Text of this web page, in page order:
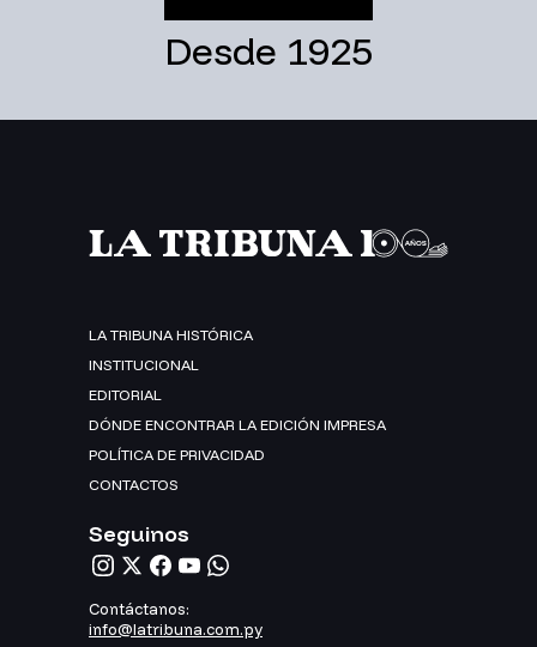
Desde 1925
LA TRIBUNA HISTÓRICA
INSTITUCIONAL
EDITORIAL
DÓNDE ENCONTRAR LA EDICIÓN IMPRESA
POLÍTICA DE PRIVACIDAD
CONTACTOS
Seguinos
Contáctanos:
info@latribuna.com.py